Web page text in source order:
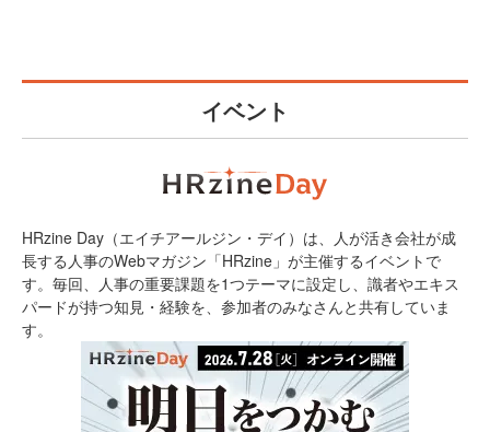
イベント
HRzine Day（エイチアールジン・デイ）は、人が活き会社が成
長する人事のWebマガジン「HRzine」が主催するイベントで
す。毎回、人事の重要課題を1つテーマに設定し、識者やエキス
パードが持つ知見・経験を、参加者のみなさんと共有していま
す。